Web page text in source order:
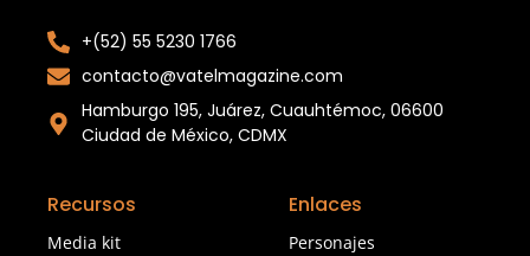
+(52) 55 5230 1766
contacto@vatelmagazine.com
Hamburgo 195, Juárez, Cuauhtémoc, 06600
Ciudad de México, CDMX
Recursos
Media kit
Enlaces
Personajes